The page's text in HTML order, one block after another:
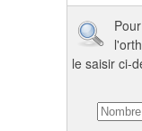
le saisir ci-